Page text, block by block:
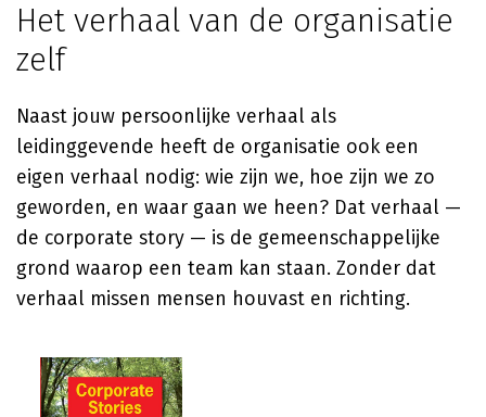
Het verhaal van de organisatie
zelf
Naast jouw persoonlijke verhaal als
leidinggevende heeft de organisatie ook een
eigen verhaal nodig: wie zijn we, hoe zijn we zo
geworden, en waar gaan we heen? Dat verhaal —
de corporate story — is de gemeenschappelijke
grond waarop een team kan staan. Zonder dat
verhaal missen mensen houvast en richting.